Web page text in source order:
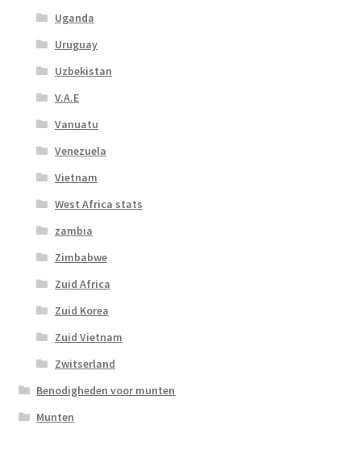
Uganda
Uruguay
Uzbekistan
V.A.E
Vanuatu
Venezuela
Vietnam
West Africa stats
zambia
Zimbabwe
Zuid Africa
Zuid Korea
Zuid Vietnam
Zwitserland
Benodigheden voor munten
Munten